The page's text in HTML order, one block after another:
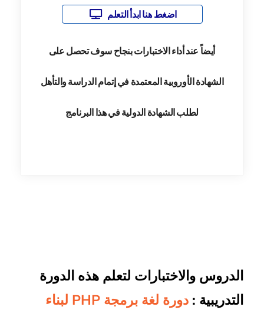
اضغط هنا ابدأ التعلم
أيضاً عند أداء الاختبارات بنجاح سوف تحصل على
الشهادة الأوروبية المعتمدة في إتمام الدراسة والتأهل
لطلب الشهادة الدولية في هذا البرنامج
الدروس والاختبارات لتعلم هذه الدورة
التدريبية :
دورة لغة برمجة PHP لبناء